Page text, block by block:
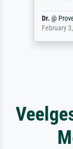
Dr. @
February